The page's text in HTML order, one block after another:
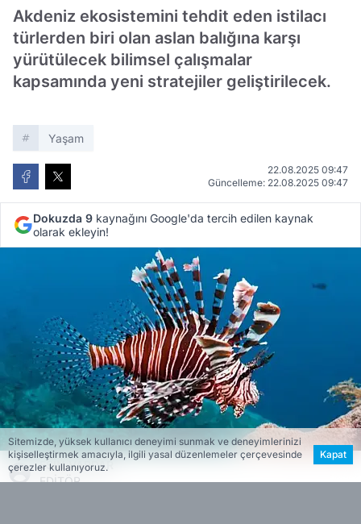
Akdeniz ekosistemini tehdit eden istilacı
türlerden biri olan aslan balığına karşı
yürütülecek bilimsel çalışmalar
kapsamında yeni stratejiler geliştirilecek.
Yaşam
22.08.2025 09:47
Güncelleme: 22.08.2025 09:47
Dokuzda 9 kaynağını Google'da tercih edilen kaynak
olarak ekleyin!
ESİN VARDAR
EDİTÖR
Sitemizde, yüksek kullanıcı deneyimi sunmak ve deneyimlerinizi
kişiselleştirmek amacıyla, ilgili yasal düzenlemeler çerçevesinde
çerezler kullanıyoruz.
Kapat